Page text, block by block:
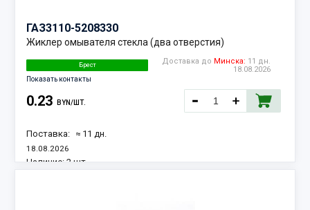
ГАЗ3110-5208330
Жиклер омывателя стекла (два отверстия)
Брест
Показать контакты
Доставка до Минска: 11 дн.
18.08.2026
0.23 BYN/ШТ.
Поставка: ≈ 11 дн.
18.08.2026
Наличие: 2 шт.